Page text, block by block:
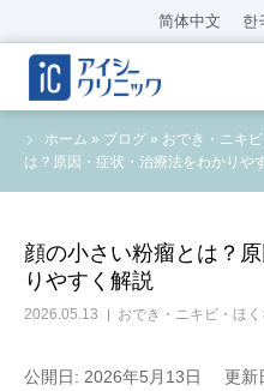
简体中文 한
ホーム » ブログ » おでき・ニキ
は？原因・症状・治療法をわかりや
顔の小さい粉瘤とは？
りやすく解説
2026.05.13 おでき・ニキビ・ほ
公開日: 2026年5月13日 更新
クリニック紹介
診療内容
WEB予約
料金表